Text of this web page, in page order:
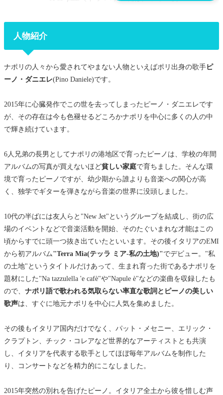
ピーノ・ダニエレの楽曲を聴くには
人物紹介
ナポリの人々から愛されてやまない人物といえばポリ出身の歌手ピ
ーノ・ダニエレ(Pino Daniele)です。
2015年に心臓発作でこの世を去ってしまったピーノ・ダニエレです
が、その存在は今も色褪せるどころかナポリを中心に多くの人の中
で輝き続けています。
6人兄弟の長男としてナポリの港地区で育ったピーノは、学校の年間
アルバムの写真が買えないほど貧しい家庭で育ちました。そんな環
境で育ったピーノですが、幼少期から誰よりも音楽への関心が高
く、独学でギターを弾きながら音楽の世界に没頭しました。
10代の半ばには友人らと"New Jet"というグループを結成し、街の広
場のイベントなどで音楽活動を開始、そのたぐいまれな才能はこの
頃からすでに頭一つ抜き出ていたといいます。その後イタリアのEMI
から初アルバム"Terra Mia(テッラ ミア-私の土地)"でデビュー。"私
の土地"というタイトルだけあって、生まれ育った街であるナポリを
題材にした"Na tazzulella 'e cafè"や"Napule è"などの楽曲を収録したも
ので、 ナポリ語で歌われる気取らない率直な歌詞とピーノの美しい
歌声は、すぐに地元ナポリを中心に人気を集めました。
その後もイタリア国内だけでなく、パット・メセニー、エリック・
クラプトン、チック・コレアなど世界的なアーティストとも共演
し、イタリアを代表する歌手としてほぼ毎年アルバムを制作した
り、コンサートなどを精力的にこなしました。
2015年突然の別れを告げたピーノ。イタリア全土から彼を惜しむ声